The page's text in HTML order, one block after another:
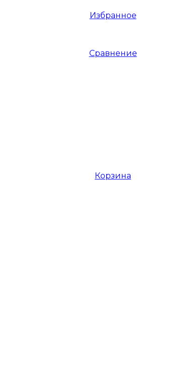
Избранное
Сравнение
Корзина